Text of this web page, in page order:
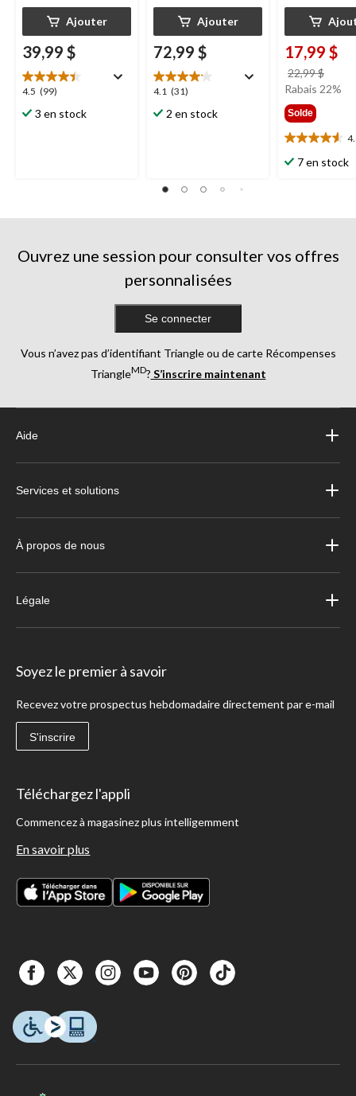
Ajouter
39,99 $
4.5 (99)
4.5
étoile(s)
sur
3 en stock
Ajouter
72,99 $
4.1 (31)
4.1
étoile(s)
sur
2 en stock
17,99 $
22,99 $
était
Rabais 22%
Solde
4.6
étoile(s)
évaluations
7 en stock
Ouvrez une session pour consulter vos offres
personnalisées
Se connecter
Vous n’avez pas d’identifiant Triangle ou de carte Récompenses
TriangleMD? S’inscrire maintenant
Aide
Services et solutions
À propos de nous
Légale
Soyez le premier à savoir
Recevez votre prospectus hebdomadaire directement par e-mail
S'inscrire
Téléchargez l'appli
Commencez à magasinez plus intelligemment
En savoir plus